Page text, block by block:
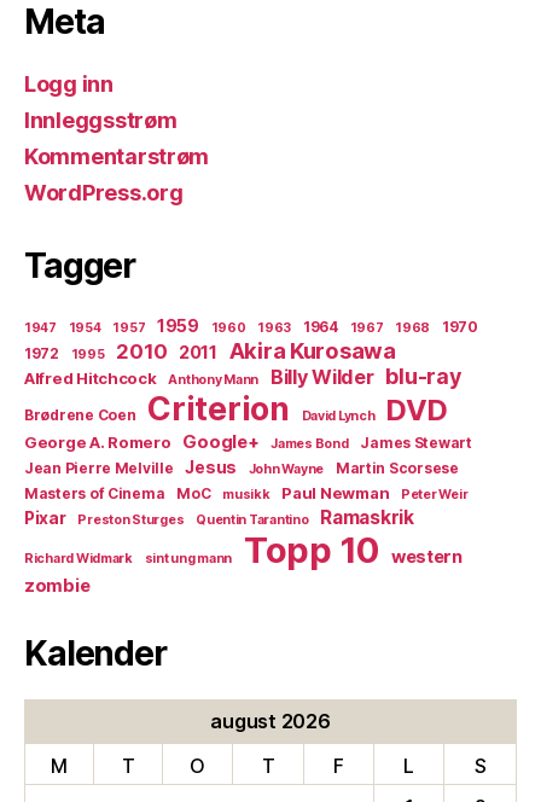
Meta
Logg inn
Innleggsstrøm
Kommentarstrøm
WordPress.org
Tagger
1947 1954 1957 1959 1960 1963 1964 1967 1968
1970
1972
1995 2010 2011 Akira Kurosawa
Alfred Hitchcock Anthony Mann Billy Wilder blu-ray
Brødrene Coen Criterion David Lynch DVD
George A. Romero Google+ James Bond
James Stewart
Jean Pierre Melville
Jesus John Wayne
Martin Scorsese
Masters of Cinema
MoC musikk Paul Newman Peter Weir
Pixar Preston Sturges Quentin Tarantino Ramaskrik
Richard Widmark sint ung mann Topp 10
western
zombie
Kalender
august 2026
M
T O T F L
S